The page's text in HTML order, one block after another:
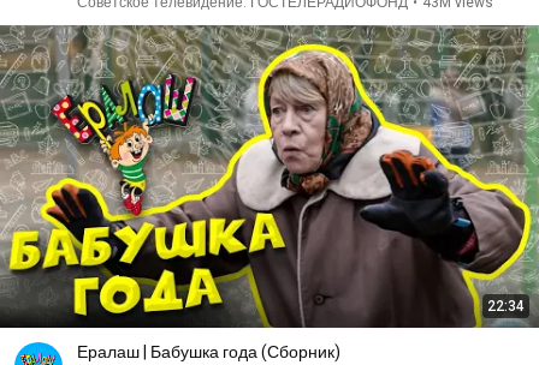
22:34
Ералаш | Бабушка года (Сборник)